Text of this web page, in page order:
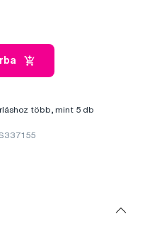
több, mint 5 db